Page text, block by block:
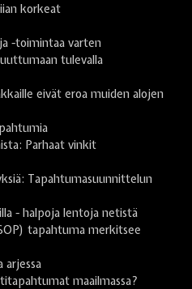
korkeat
-toimintaa varten
tulevalla
eivät eroa muiden alojen
Parhaat vinkit
Tapahtumasuunnittelun
- halpoja lentoja netistä
tapahtuma merkitsee
arjessa
maailmassa?